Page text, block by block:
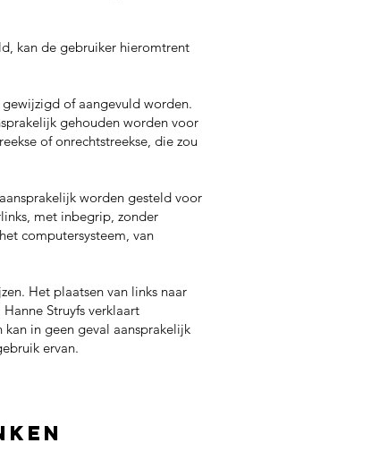
kan de gebruiker hieromtrent
of aangevuld worden.
gehouden worden voor
of onrechtstreekse, die zou
worden gesteld voor
met inbegrip, zonder
computersysteem, van
Het plaatsen van links naar
Struyfs verklaart
in geen geval aansprakelijk
ervan.